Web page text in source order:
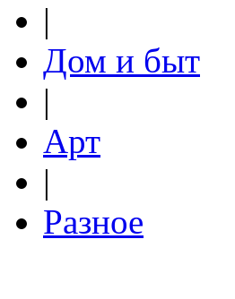
|
Дом и быт
|
Арт
|
Разное